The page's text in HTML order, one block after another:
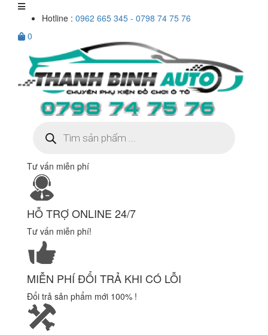
Hotline : 0962 665 345 - 0798 74 75 76
0
kiếm
sản
Tư vấn miễn phí
HỖ TRỢ ONLINE 24/7
Tư vấn miễn phí!
MIỄN PHÍ ĐỔI TRẢ KHI CÓ LỖI
Đổi trả sản phẩm mới 100% !